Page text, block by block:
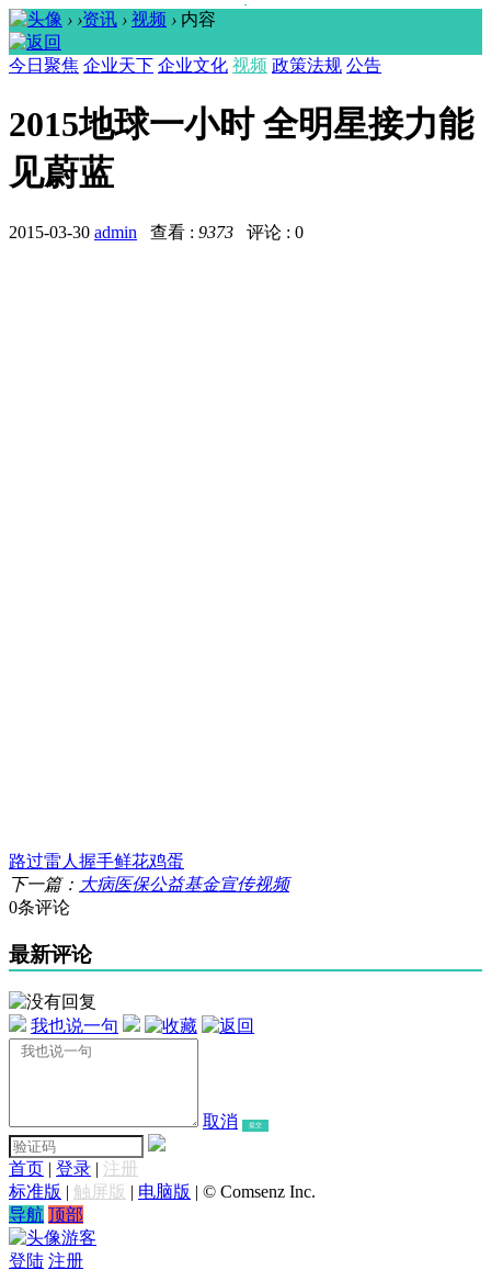
› ›资讯 › 视频 › 内容
今日聚焦 企业天下 企业文化 视频 政策法规 公告
2015地球一小时 全明星接力能
见蔚蓝
2015-03-30 admin 查看 : 9373 评论 : 0
路过雷人 握手鲜花鸡蛋
下一篇： 大病医保公益基金宣传视频
0条评论
最新评论
我也说一句
取消 提交
首页 | 登录 | 注册
标准版 | 触屏版 | 电脑版 | © Comsenz Inc.
导航 顶部
游客
登陆 注册